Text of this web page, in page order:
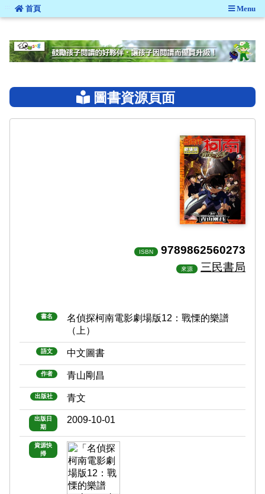
::: 首頁 Menu
圖書資源頁面
ISBN 9789862560273
來源 三民書局
書名
名偵探柯南電影劇場版12：戰慄的樂譜
（上）
語文 中文圖書
作者 青山剛昌
出版社 青文
出版日
期
2009-10-01
資源快
掃